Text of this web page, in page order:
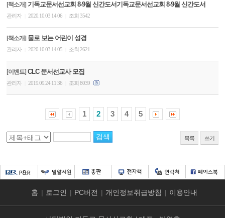
[책소개] 기독교문서선교회 8-9월 신간도서기독교문서선교회 8-9월 신간도서
관리자 2020.10.03 14:06 조회 3542
[책소개] 물로 보는 어린이 성경
관리자 2020.10.03 14:05 조회 2621
[이벤트] CLC 문서선교사 모집
관리자 2019.09.24 11:36 조회 8039
1 2 3 4 5
목록 쓰기
홈 | 로그인 | PC버전 | 개인정보취급방침 | 이용안내